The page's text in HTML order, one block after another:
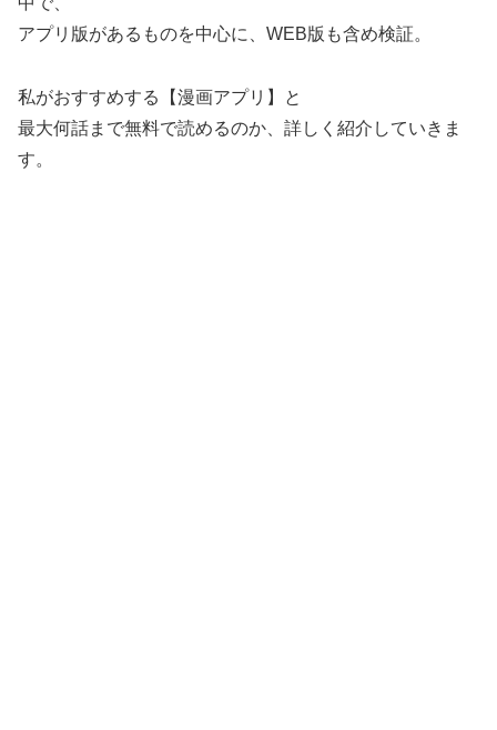
アプリ版があるものを中心に、WEB版も含め検証。
私がおすすめする【漫画アプリ】と
最大何話まで無料で読めるのか、詳しく紹介していきま
す。